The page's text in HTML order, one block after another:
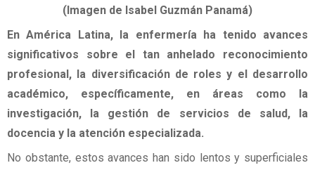
(Imagen de Isabel Guzmán Panamá)
En América Latina, la enfermería ha tenido avances
significativos sobre el tan anhelado reconocimiento
profesional, la diversificación de roles y el desarrollo
académico, específicamente, en áreas como la
investigación, la gestión de servicios de salud, la
docencia y la atención especializada.
No obstante, estos avances han sido lentos y superficiales